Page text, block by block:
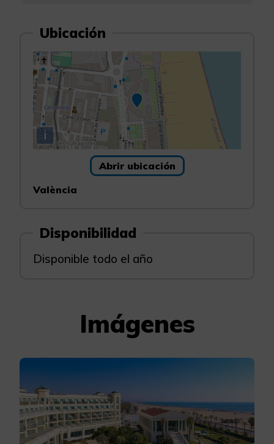
Ubicación
i
Abrir ubicación
València
Disponibilidad
Disponible todo el año
Imágenes